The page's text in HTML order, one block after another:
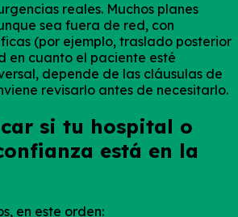
reales. Muchos planes
sea fuera de red, con
(por ejemplo, traslado posterior
en cuanto el paciente esté
depende de las cláusulas de
revisarlo antes de necesitarlo.
si tu hospital o
está en la
en este orden: